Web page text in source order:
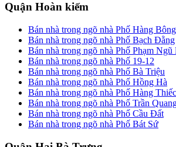
Quận Hoàn kiếm
Bán nhà trong ngõ nhà Phố Hàng Bông
Bán nhà trong ngõ nhà Phố Bạch Đằng
Bán nhà trong ngõ nhà Phố Phạm Ngũ
Bán nhà trong ngõ nhà Phố 19-12
Bán nhà trong ngõ nhà Phố Bà Triệu
Bán nhà trong ngõ nhà Phố Hồng Hà
Bán nhà trong ngõ nhà Phố Hàng Thiếc
Bán nhà trong ngõ nhà Phố Trần
Bán nhà trong ngõ nhà Phố Cầu Đất
Bán nhà trong ngõ nhà Phố Bát Sứ